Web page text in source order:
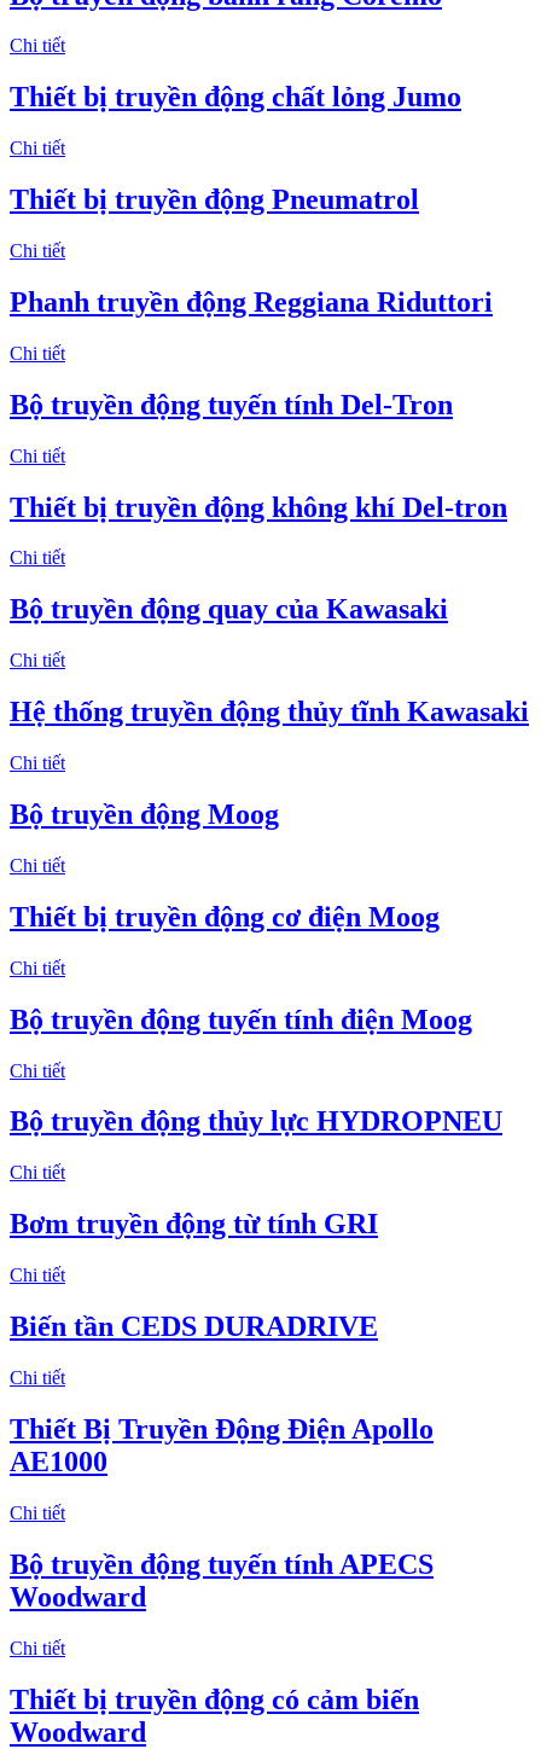
Chi tiết
Thiết bị truyền động chất lỏng Jumo
Chi tiết
Thiết bị truyền động Pneumatrol
Chi tiết
Phanh truyền động Reggiana Riduttori
Chi tiết
Bộ truyền động tuyến tính Del-Tron
Chi tiết
Thiết bị truyền động không khí Del-tron
Chi tiết
Bộ truyền động quay của Kawasaki
Chi tiết
Hệ thống truyền động thủy tĩnh Kawasaki
Chi tiết
Bộ truyền động Moog
Chi tiết
Thiết bị truyền động cơ điện Moog
Chi tiết
Bộ truyền động tuyến tính điện Moog
Chi tiết
Bộ truyền động thủy lực HYDROPNEU
Chi tiết
Bơm truyền động từ tính GRI
Chi tiết
Biến tần CEDS DURADRIVE
Chi tiết
Thiết Bị Truyền Động Điện Apollo
AE1000
Chi tiết
Bộ truyền động tuyến tính APECS
Woodward
Chi tiết
Thiết bị truyền động có cảm biến
Woodward